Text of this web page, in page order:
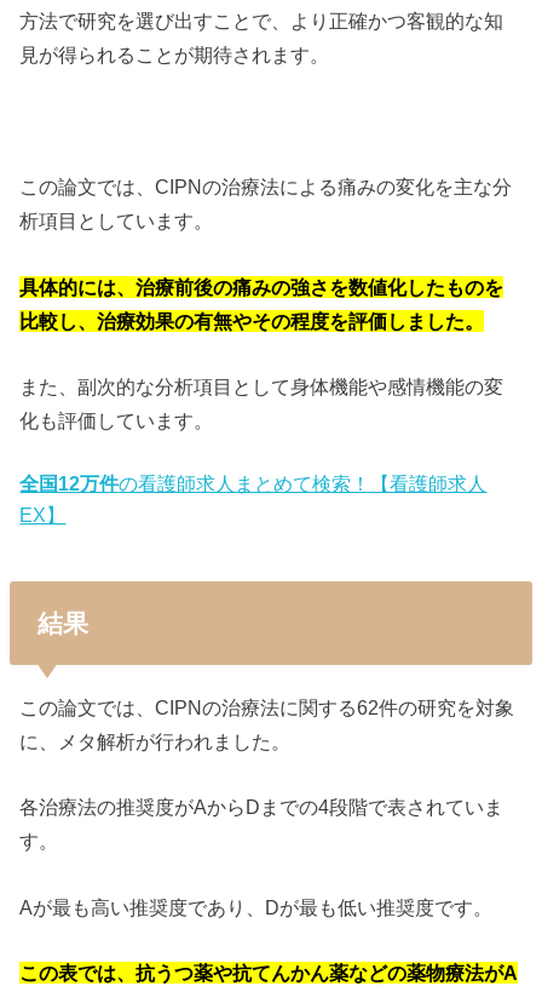
方法で研究を選び出すことで、より正確かつ客観的な知
見が得られることが期待されます。
この論文では、CIPNの治療法による痛みの変化を主な分
析項目としています。
具体的には、治療前後の痛みの強さを数値化したものを
比較し、治療効果の有無やその程度を評価しました。
また、副次的な分析項目として身体機能や感情機能の変
化も評価しています。
全国12万件の看護師求人まとめて検索！【看護師求人
EX】
結果
この論文では、CIPNの治療法に関する62件の研究を対象
に、メタ解析が行われました。
各治療法の推奨度がAからDまでの4段階で表されていま
す。
Aが最も高い推奨度であり、Dが最も低い推奨度です。
この表では、抗うつ薬や抗てんかん薬などの薬物療法がA